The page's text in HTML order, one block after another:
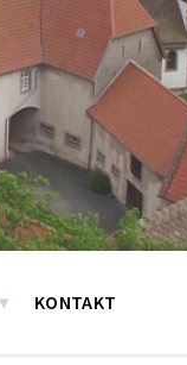
KONTAKT